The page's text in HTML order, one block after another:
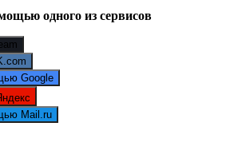
одного из сервисов
Google
Mail.ru